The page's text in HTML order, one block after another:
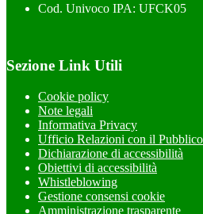
Cod. Univoco IPA: UFCK05
Sezione Link Utili
Cookie policy
Note legali
Informativa Privacy
Ufficio Relazioni con il Pubblico
Dichiarazione di accessibilità
Obiettivi di accessibilità
Whistleblowing
Gestione consensi cookie
Amministrazione trasparente